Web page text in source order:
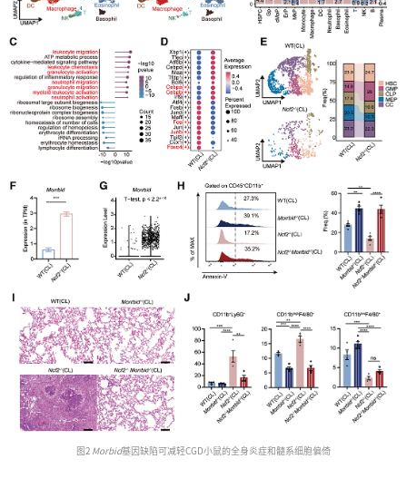
图 2 Morbid基因缺陷可减轻CGD小鼠的全身炎症和髓系细胞偏倚